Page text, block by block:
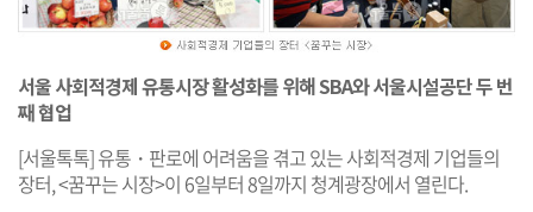
서울 사회적경제 유통시장 활성화를 위해 SBA와 서울시설공단 두 번
째 협업
[서울톡톡] 유통・판로에 어려움을 겪고 있는 사회적경제 기업들의
장터, <꿈꾸는 시장>이 6일부터 8일까지 청계광장에서 열린다.